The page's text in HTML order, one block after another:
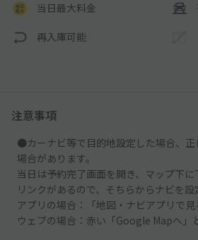
当日最大料金
再入庫可能
注意事項
●カーナビ等で目的地設定した場合、
場合があります。
当日は予約完了画面を開き、マップ下
リンクがあるので、そちらからナビを設
アプリの場合：「地図・ナビアプリで
ウェブの場合：赤い「Google Mapへ」